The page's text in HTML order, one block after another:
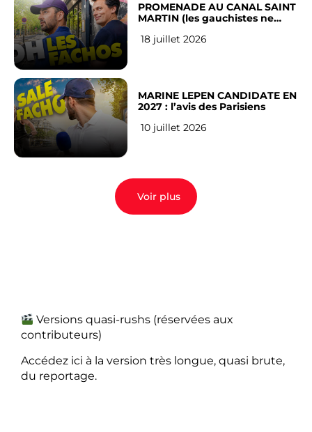
PROMENADE AU CANAL SAINT
MARTIN (les gauchistes ne
18 juillet 2026
MARINE LEPEN CANDIDATE EN
2027 : l’avis des Parisiens
10 juillet 2026
Voir plus
Versions quasi-rushs (réservées aux
contributeurs)
Accédez ici à la version très longue, quasi brute,
du reportage.